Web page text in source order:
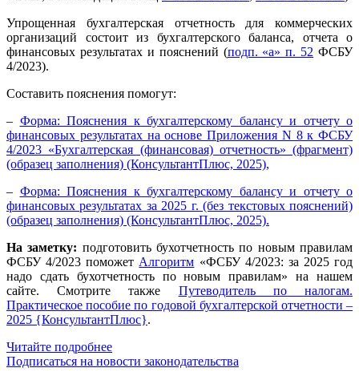
Упрощенная бухгалтерская отчетность для коммерческих
организаций состоит из бухгалтерского баланса, отчета о
финансовых результатах и пояснений (подп. «а» п. 52 ФСБУ
4/2023).
Составить пояснения помогут:
– Форма: Пояснения к бухгалтерскому балансу и отчету о
финансовых результатах на основе Приложения N 8 к ФСБУ
4/2023 «Бухгалтерская (финансовая) отчетность» (фрагмент)
(образец заполнения) (КонсультантПлюс, 2025),
– Форма: Пояснения к бухгалтерскому балансу и отчету о
финансовых результатах за 2025 г. (без текстовых пояснений)
(образец заполнения) (КонсультантПлюс, 2025).
На заметку: подготовить бухотчетность по новым правилам
ФСБУ 4/2023 поможет Алгоритм «ФСБУ 4/2023: за 2025 год
надо сдать бухотчетность по новым правилам» на нашем
сайте. Смотрите также Путеводитель по налогам.
Практическое пособие по годовой бухгалтерской отчетности –
2025 {КонсультантПлюс}.
Читайте подробнее
Подписаться на новости законодательства